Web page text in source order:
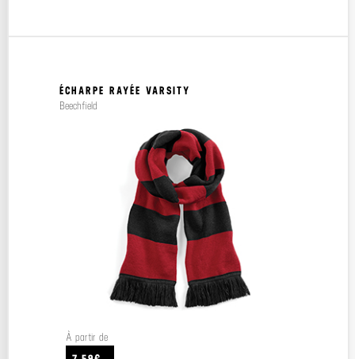
ÉCHARPE RAYÉE VARSITY
Beechfield
À partir de